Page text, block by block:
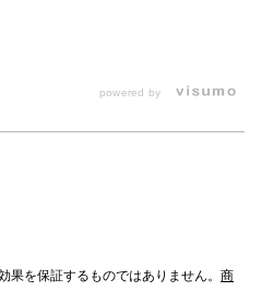
powered by
を保証するものではありません。 商